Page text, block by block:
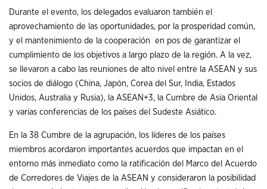
Durante el evento, los delegados evaluaron también el
aprovechamiento de las oportunidades, por la prosperidad común,
y el mantenimiento de la cooperación en pos de garantizar el
cumplimiento de los objetivos a largo plazo de la región. A la vez,
se llevaron a cabo las reuniones de alto nivel entre la ASEAN y sus
socios de diálogo (China, Japón, Corea del Sur, India, Estados
Unidos, Australia y Rusia), la ASEAN+3, la Cumbre de Asia Oriental
y varias conferencias de los países del Sudeste Asiático.
En la 38 Cumbre de la agrupación, los líderes de los países
miembros acordaron importantes acuerdos que impactan en el
entorno más inmediato como la ratificación del Marco del Acuerdo
de Corredores de Viajes de la ASEAN y consideraron la posibilidad